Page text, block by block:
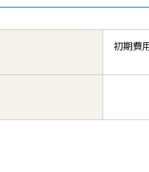
初期費